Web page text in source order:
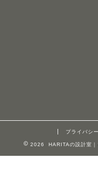
プライバシ
2026 HARITAの設計室｜